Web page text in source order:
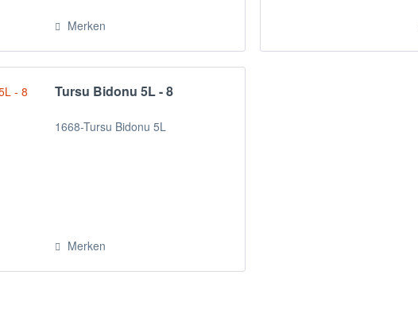
Merken
Tursu Bidonu 5L - 8
1668-Tursu Bidonu 5L
Merken